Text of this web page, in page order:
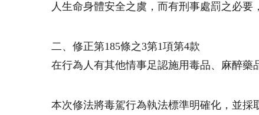
人生命身體安全之虞，而有刑事處罰之必要
二、修正第185條之3第1項第4款
在行為人有其他情事足認施用毒品、麻醉藥
本次修法將毒駕行為執法標準明確化，並